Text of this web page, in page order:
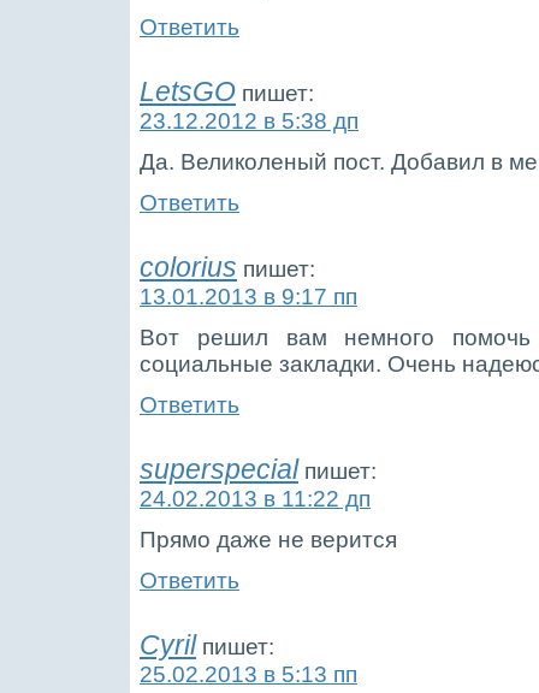
Ответить
LetsGO пишет:
23.12.2012 в 5:38 дп
Да. Великоленый пост. Добавил в
Ответить
colorius пишет:
13.01.2013 в 9:17 пп
Вот решил вам немного
социальные закладки. Очень
Ответить
superspecial пишет:
24.02.2013 в 11:22 дп
Прямо даже не верится
Ответить
Cyril пишет:
25.02.2013 в 5:13 пп